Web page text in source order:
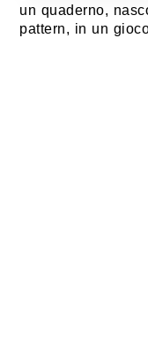
un quaderno,
pattern, in un